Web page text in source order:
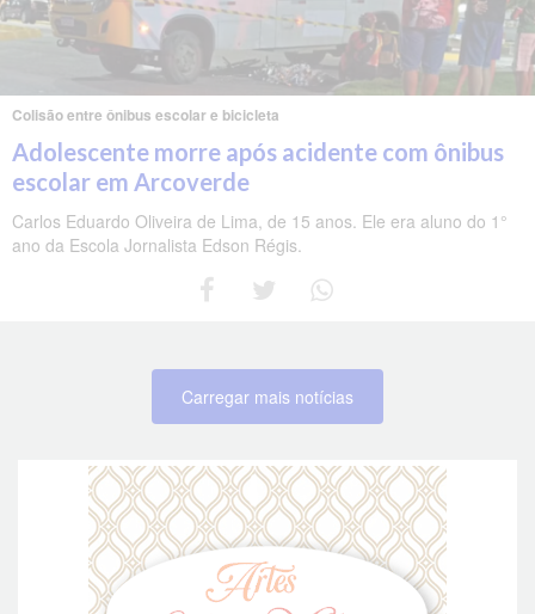
Colisão entre ônibus escolar e bicicleta
Adolescente morre após acidente com ônibus
escolar em Arcoverde
Carlos Eduardo Oliveira de Lima, de 15 anos. Ele era aluno do 1°
ano da Escola Jornalista Edson Régis.
Carregar mais notícias